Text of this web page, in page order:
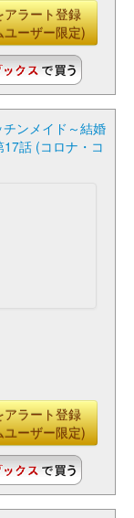
アラート登録
ユーザー限定)
チンメイド～結婚
話 (コロナ・コ
アラート登録
ユーザー限定)